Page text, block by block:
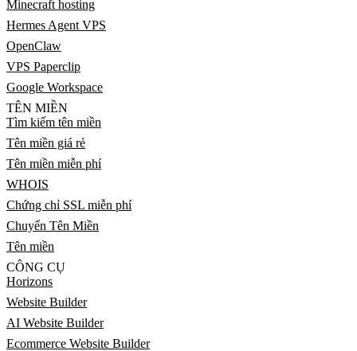
Minecraft hosting
Hermes Agent VPS
OpenClaw
VPS Paperclip
Google Workspace
TÊN MIỀN
Tìm kiếm tên miền
Tên miền giá rẻ
Tên miền miễn phí
WHOIS
Chứng chỉ SSL miễn phí
Chuyển Tên Miền
Tên miền
CÔNG CỤ
Horizons
Website Builder
AI Website Builder
Ecommerce Website Builder